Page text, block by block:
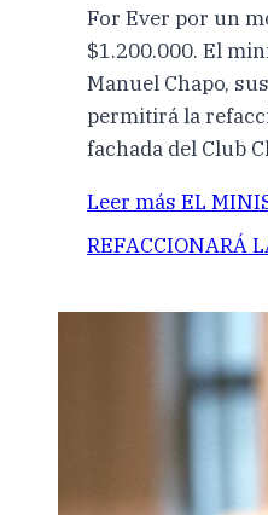
For Ever por un
$1.200.000. El
Manuel Chapo,
permitirá la
fachada del Club
Leer más EL
REFACCIONARÁ